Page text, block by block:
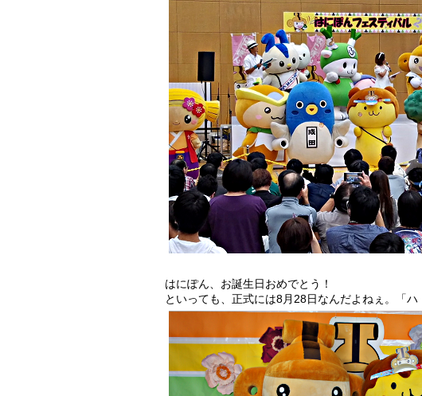
はにぽん、お誕生日おめでとう！
といっても、正式には8月28日なんだよねぇ。「ハ